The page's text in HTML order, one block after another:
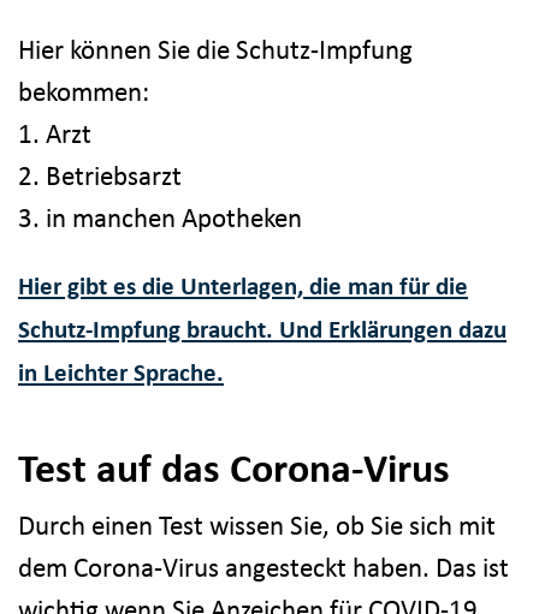
Hier können Sie die Schutz-Impfung
bekommen:
1. Arzt
2. Betriebsarzt
3. in manchen Apotheken
Hier gibt es die Unterlagen, die man für die
Schutz-Impfung braucht. Und Erklärungen dazu
in Leichter Sprache.
Test auf das Corona-Virus
Durch einen Test wissen Sie, ob Sie sich mit
dem Corona-Virus angesteckt haben. Das ist